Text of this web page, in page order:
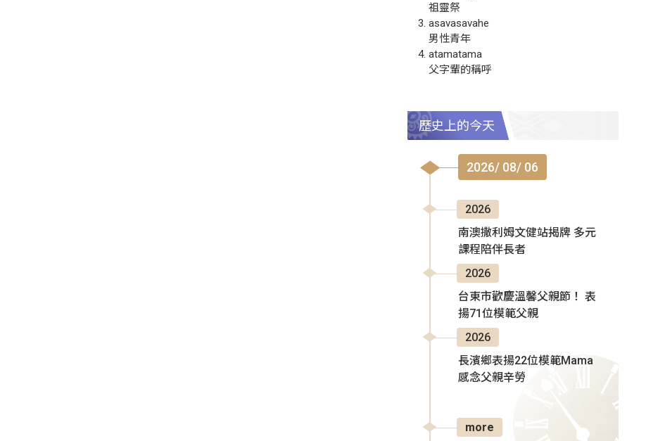
祖靈祭
asavasavahe
男性青年
atamatama
父字輩的稱呼
歷史上的今天
2026/ 08/ 06
2026
南澳撒利姆文健站揭牌 多元
課程陪伴長者
2026
台東市歡慶溫馨父親節！ 表
揚71位模範父親
2026
長濱鄉表揚22位模範Mama
感念父親辛勞
more